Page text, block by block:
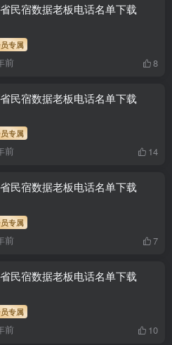
民宿数据老板电话名单下载
专属
前 8
民宿数据老板电话名单下载
专属
前 14
民宿数据老板电话名单下载
专属
前 7
民宿数据老板电话名单下载
专属
前 10